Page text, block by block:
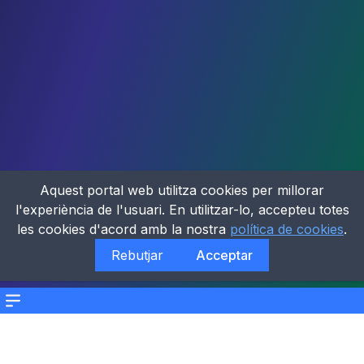
Menu
Aquest portal web utilitza cookies per millorar
l'experiència de l'usuari. En utilitzar-lo, accepteu totes
les cookies d'acord amb la nostra política de cookies.
Rebutjar
Acceptar